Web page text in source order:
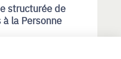
structurée de
à la Personne